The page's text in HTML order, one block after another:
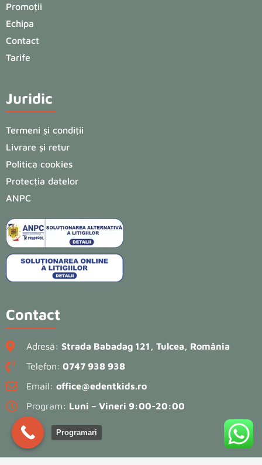
Promoții
Echipa
Contact
Tarife
Juridic
Termeni și condiții
Livrare și retur
Politica cookies
Protecția datelor
ANPC
Contact
Adresă: Strada Babadag 121, Tulcea, România
Telefon: 0747 938 938
Email: office@edentkids.ro
Program: Luni – Vineri 9:00-20:00
Programari